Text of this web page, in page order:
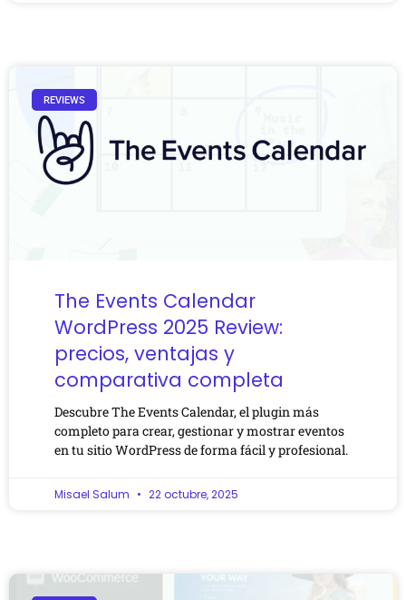
REVIEWS
The Events Calendar
WordPress 2025 Review:
precios, ventajas y
comparativa completa
Descubre The Events Calendar, el plugin más
completo para crear, gestionar y mostrar eventos
en tu sitio WordPress de forma fácil y profesional.
Misael Salum 22 octubre, 2025